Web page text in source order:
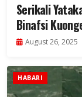
Serikali
Binafsi
August 26, 2025
HABARI